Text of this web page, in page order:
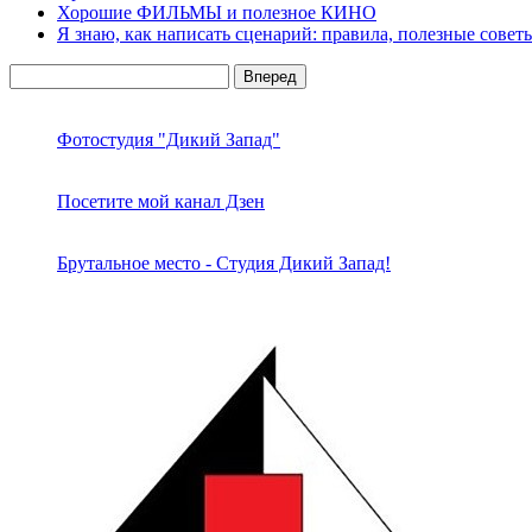
Хорошие ФИЛЬМЫ и полезное КИНО
Я знаю, как написать сценарий: правила, полезные
Фотостудия "Дикий Запад"
Посетите мой канал Дзен
Брутальное место - Студия Дикий Запад!